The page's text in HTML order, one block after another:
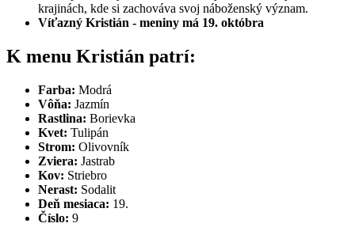
krajinách, kde si zachováva svoj náboženský význam.
Víťazný Kristián - meniny má 19. októbra
K menu Kristián patrí:
Farba: Modrá
Vôňa: Jazmín
Rastlina: Borievka
Kvet: Tulipán
Strom: Olivovník
Zviera: Jastrab
Kov: Striebro
Nerast: Sodalit
Deň mesiaca: 19.
Číslo: 9